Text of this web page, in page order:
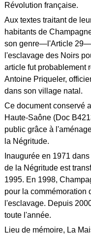
Révolution française.
Aux textes traitant de
habitants de
son genre—l'Article
l'esclavage des Noirs
article fut probablement
Antoine Priqueler,
dans son village natal.
Ce document conservé
Haute-Saône (Doc
public grâce à
la Négritude.
Inaugurée en 1971
de la Négritude est
1995. En 1998,
pour la commémoration
l'esclavage. Depuis
toute l'année.
Lieu de mémoire, La